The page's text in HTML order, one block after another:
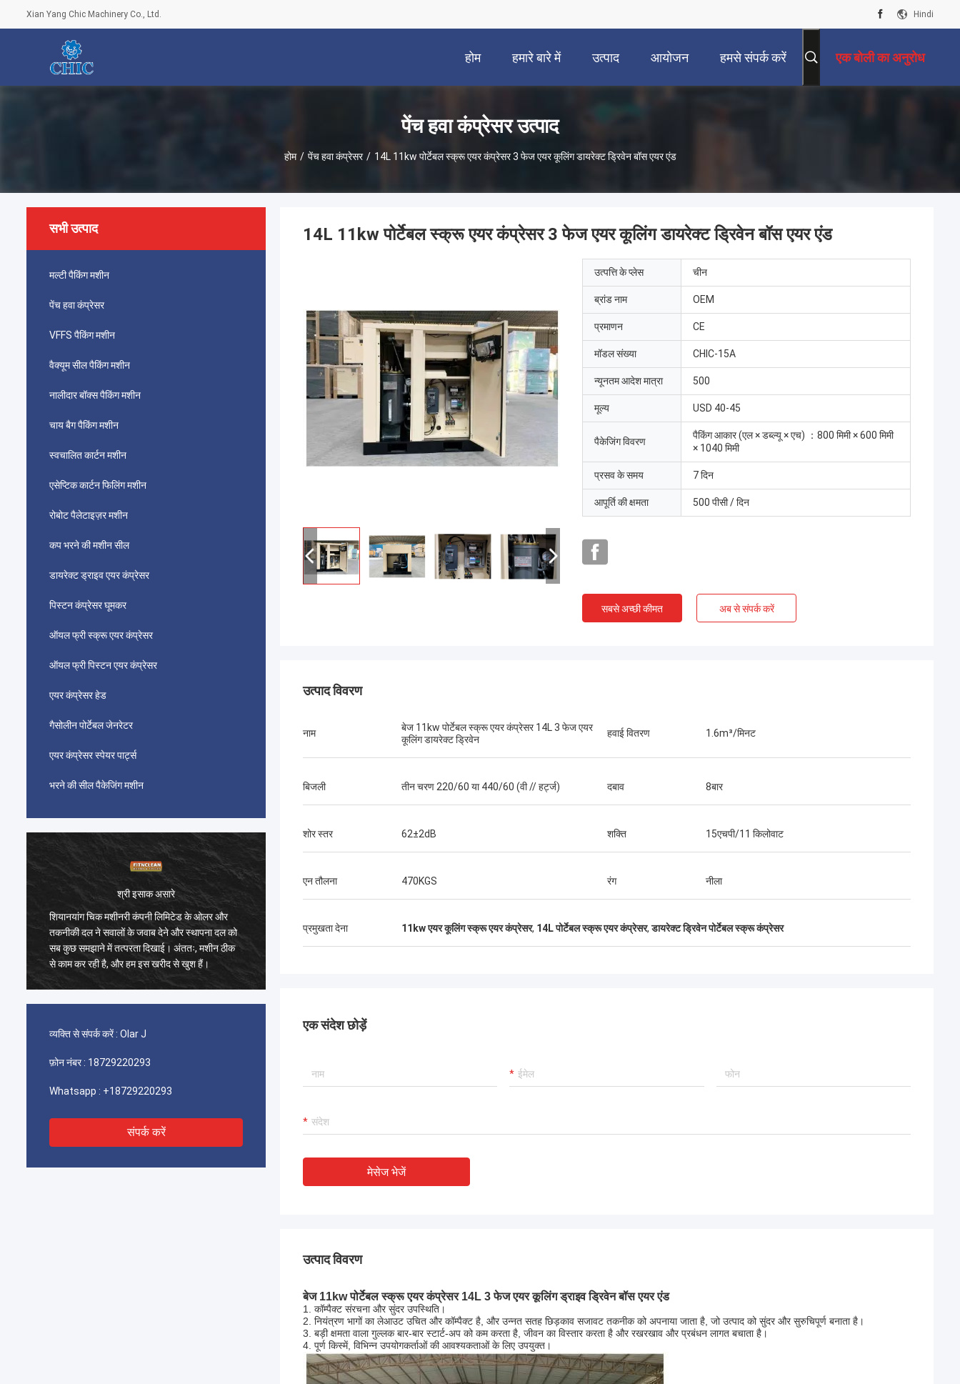
Xian Yang Chic Machinery Co., Ltd. Hindi
होम हमारे बारे में उत्पाद आयोजन हमसे संपर्क करें एक बोली का अनुरोध
पेंच हवा कंप्रेसर उत्पाद
होम / पेंच हवा कंप्रेसर / 14L 11kw पोर्टेबल स्क्रू एयर कंप्रेसर 3 फेज एयर कूलिंग डायरेक्ट ड्रिवेन बॉस एयर एंड
सभी उत्पाद
मल्टी पैकिंग मशीन
पेंच हवा कंप्रेसर
VFFS पैकिंग मशीन
वैक्यूम सील पैकिंग मशीन
नालीदार बॉक्स पैकिंग मशीन
चाय बैग पैकिंग मशीन
स्वचालित कार्टन मशीन
एसेप्टिक कार्टन फिलिंग मशीन
रोबोट पैलेटाइज़र मशीन
कप भरने की मशीन सील
डायरेक्ट ड्राइव एयर कंप्रेसर
पिस्टन कंप्रेसर घूमकर
ऑयल फ्री स्क्रू एयर कंप्रेसर
ऑयल फ्री पिस्टन एयर कंप्रेसर
एयर कंप्रेसर हेड
गैसोलीन पोर्टेबल जेनरेटर
एयर कंप्रेसर स्पेयर पार्ट्स
भरने की सील पैकेजिंग मशीन
लिमिटेड के ओलर और
देने और स्थापना दल को
अंततः, मशीन ठीक
खरीद से खुश हैं।
श्री इसाक असारे
शियानयांग चिक मशीनरी कंपनी लिमिटेड के ओलर और
तकनीकी दल ने सवालों के जवाब देने और स्थापना दल को
सब कुछ समझाने में तत्परता दिखाई। अंततः, मशीन ठीक
से काम कर रही है, और हम इस खरीद से खुश हैं।
व्यक्ति से संपर्क करें : Olar J
फ़ोन नंबर : 18729220293
Whatsapp : +18729220293
संपर्क करें
14L 11kw पोर्टेबल स्क्रू एयर कंप्रेसर 3 फेज एयर कूलिंग डायरेक्ट ड्रिवेन बॉस एयर एंड
उत्पत्ति के प्लेस चीन
ब्रांड नाम OEM
प्रमाणन CE
मॉडल संख्या CHIC-15A
न्यूनतम आदेश मात्रा 500
मूल्य USD 40-45
पैकेजिंग विवरण
पैकिंग आकार (एल × डब्ल्यू × एच) ：800 मिमी × 600 मिमी
× 1040 मिमी
प्रसव के समय 7 दिन
आपूर्ति की क्षमता 500 पीसी / दिन
सबसे अच्छी कीमत अब से संपर्क करें
उत्पाद विवरण
नाम
बेज 11kw पोर्टेबल स्क्रू एयर कंप्रेसर 14L 3 फेज एयर
कूलिंग डायरेक्ट ड्रिवेन
हवाई वितरण 1.6m³/मिनट
बिजली तीन चरण 220/60 या 440/60 (वी // हर्ट्ज) दबाव 8बार
शोर स्तर 62±2dB शक्ति 15एचपी/11 किलोवाट
एन तौलना 470KGS रंग नीला
प्रमुखता देना 11kw एयर कूलिंग स्क्रू एयर कंप्रेसर, 14L पोर्टेबल स्क्रू एयर कंप्रेसर,डायरेक्ट ड्रिवेन पोर्टेबल स्क्रू कंप्रेसर
एक संदेश छोड़ें
मेसेज भेजें
उत्पाद विवरण
बेज 11kw पोर्टेबल स्क्रू एयर कंप्रेसर 14L 3 फेज एयर कूलिंग ड्राइव ड्रिवेन बॉस एयर एंड
1. कॉम्पैक्ट संरचना और सुंदर उपस्थिति।
2. नियंत्रण भागों का लेआउट उचित और कॉम्पैक्ट है, और उन्नत सतह छिड़काव सजावट तकनीक को अपनाया जाता है, जो उत्पाद को सुंदर और सुरुचिपूर्ण बनाता है।
3. बड़ी क्षमता वाला गुल्लक बार-बार स्टार्ट-अप को कम करता है, जीवन का विस्तार करता है और रखरखाव और प्रबंधन लागत बचाता है।
4. पूर्ण किस्में, विभिन्न उपयोगकर्ताओं की आवश्यकताओं के लिए उपयुक्त।